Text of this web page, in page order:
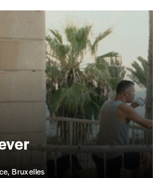
uniquement
au numéro
en Belgique
Bruxelles